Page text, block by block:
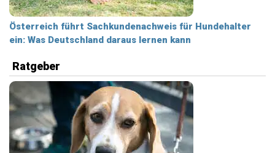
Österreich führt Sachkundenachweis für Hundehalter
ein: Was Deutschland daraus lernen kann
Ratgeber